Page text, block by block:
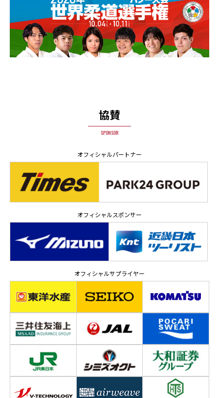
協賛
SPONSOR
オフィシャルパートナー
オフィシャルスポンサー
オフィシャルサプライヤー